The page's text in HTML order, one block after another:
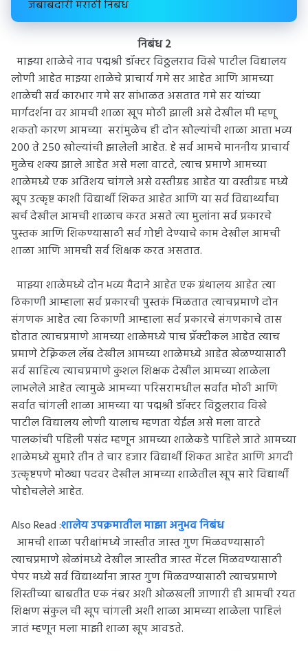
जबाबदारी मराठी निबंध
निबंध 2
माझ्या शाळेचे नाव पद्मश्री डॉक्टर विठ्ठलराव विखे पाटील विद्यालय
लोणी आहेत माझ्या शाळेचे प्राचार्य गमे सर आहेत आणि आमच्या
शाळेची सर्व कारभार गमे सर सांभाळत असतात गमे सर यांच्या
मार्गदर्शना वर आमची शाळा खूप मोठी झाली असे देखील मी म्हणू
शकतो कारण आमच्या सरांमुळेच ही दोन खोल्यांची शाळा आत्ता भव्य
200 ते 250 खोल्यांची झालेली आहेत. हे सर्व आमचे माननीय प्राचार्य
मुळेच शक्य झाले आहेत असे मला वाटते, त्याच प्रमाणे आमच्या
शाळेमध्ये एक अतिशय चांगले असे वस्तीग्रह आहेत या वस्तीग्रह मध्ये
खूप उत्कृष्ट काशी विद्यार्थी शिकत आहेत आणि या सर्व विद्यार्थ्यांचा
खर्च देखील आमची शाळाच करत असते त्या मुलांना सर्व प्रकारचे
पुस्तक आणि शिकण्यासाठी सर्व गोष्टी देण्याचे काम देखील आमची
शाळा आणि आमची सर्व शिक्षक करत असतात.
माझ्या शाळेमध्ये दोन भव्य मैदाने आहेत एक ग्रंथालय आहेत त्या
ठिकाणी आम्हाला सर्व प्रकारची पुस्तकं मिळतात त्याचप्रमाणे दोन
संगणक आहेत त्या ठिकाणी आम्हाला सर्व प्रकारचे संगणकाचे तास
होतात त्याचप्रमाणे आमच्या शाळेमध्ये पाच प्रॅक्टीकल आहेत त्याच
प्रमाणे टेक्निकल लॅब देखील आमच्या शाळेमध्ये आहेत खेळण्यासाठी
सर्व साहित्य त्याचप्रमाणे कुशल शिक्षक देखील आमच्या शाळेला
लाभलेले आहेत त्यामुळे आमच्या परिसरामधील सर्वात मोठी आणि
सर्वात चांगली शाळा आमच्या या पद्मश्री डॉक्टर विठ्ठलराव विखे
पाटील विद्यालय लोणी यालाच म्हणता येईल असे मला वाटते
पालकांची पहिली पसंद म्हणून आमच्या शाळेकडे पाहिले जाते आमच्या
शाळेमध्ये सुमारे तीन ते चार हजार विद्यार्थी शिकत आहेत आणि अगदी
उत्कृष्टपणे मोठ्या पदवर देखील आमच्या शाळेतील खूप सारे विद्यार्थी
पोहोचलेले आहेत.
Also Read :शालेय उपक्रमातील माझा अनुभव निबंध
आमची शाळा परीक्षांमध्ये जास्तीत जास्त गुण मिळवण्यासाठी
त्याचप्रमाणे खेळांमध्ये देखील जास्तीत जास्त मेंटल मिळवण्यासाठी
पेपर मध्ये सर्व विद्यार्थ्यांना जास्त गुण मिळवण्यासाठी त्याचप्रमाणे
शिस्तीच्या बाबतीत एक नंबर अशी ओळखली जाणारी ही आमची रयत
शिक्षण संकुल ची खूप चांगली अशी शाळा आमच्या शाळेला पाहिलं
जातं म्हणून मला माझी शाळा खूप आवडते.